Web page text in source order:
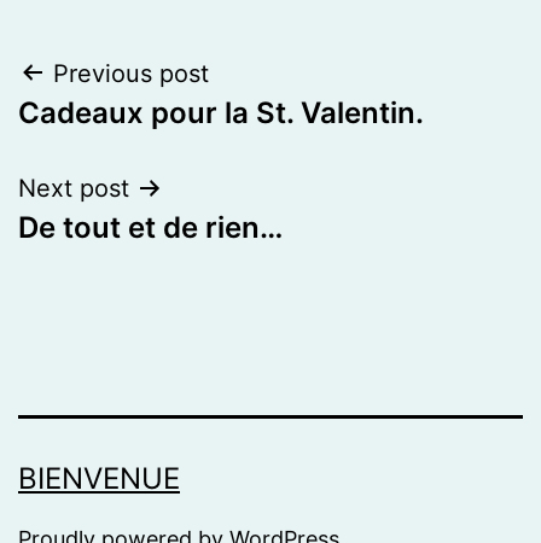
Post
navigation
Previous post
Cadeaux pour la St. Valentin.
Next post
De tout et de rien…
BIENVENUE